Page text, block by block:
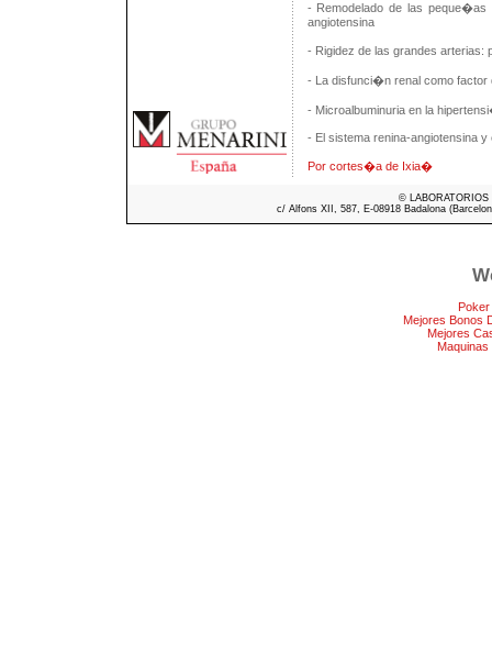
- Remodelado de las
angiotensina
- Rigidez de las grandes arterias:
- La disfunci�n renal como factor
- Microalbuminuria en la
- El sistema renina-angiotensina
Por cortes�a de Ixia�
©
c/ Alfons XII, 587, E-08918 Badalona
Mejores Bonos
Mejores